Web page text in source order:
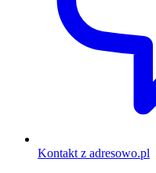
Kontakt z adresowo.pl